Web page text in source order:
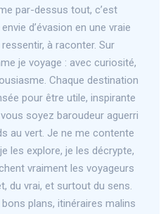
par-dessus tout, c’est
d’évasion en une vraie
à raconter. Sur
je voyage : avec curiosité,
Chaque destination
pour être utile, inspirante
soyez baroudeur aguerri
au vert. Je ne me contente
les explore, je les décrypte,
vraiment les voyageurs
du vrai, et surtout du sens.
plans, itinéraires malins